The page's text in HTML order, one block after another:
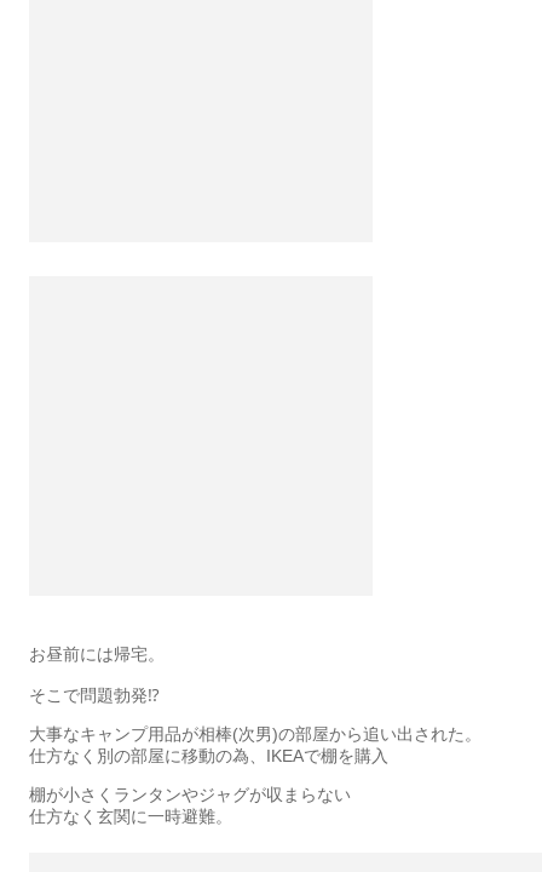
お昼前には帰宅。
そこで問題勃発⁉︎
大事なキャンプ用品が相棒(次男)の部屋から追い出された。
仕方なく別の部屋に移動の為、IKEAで棚を購入
棚が小さくランタンやジャグが収まらない
仕方なく玄関に一時避難。